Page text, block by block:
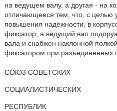
на ведущем валу, а другая - на
отличающееся тем, что, с целью
повышения надежности, в
фиксатор, а ведущий вал
вала и снабжен наклонной
фиксатором при
COlO3 СОВЕТСКИХ
СОЦИАЛИСТИЧЕСКИХ
РЕСПУБЛИК